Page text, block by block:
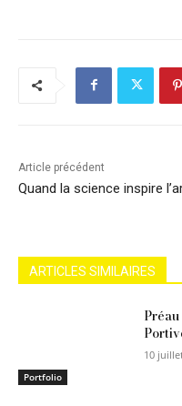
Article précédent
Quand la science inspire
ARTICLES SIMILAIRES
Portfolio
10